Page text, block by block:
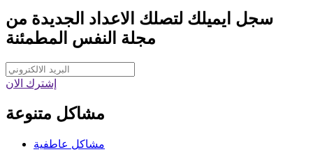
سجل ايميلك لتصلك الاعداد الجديدة من
مجلة النفس المطمئنة
إشترك الان
مشاكل متنوعة
مشاكل عاطفية